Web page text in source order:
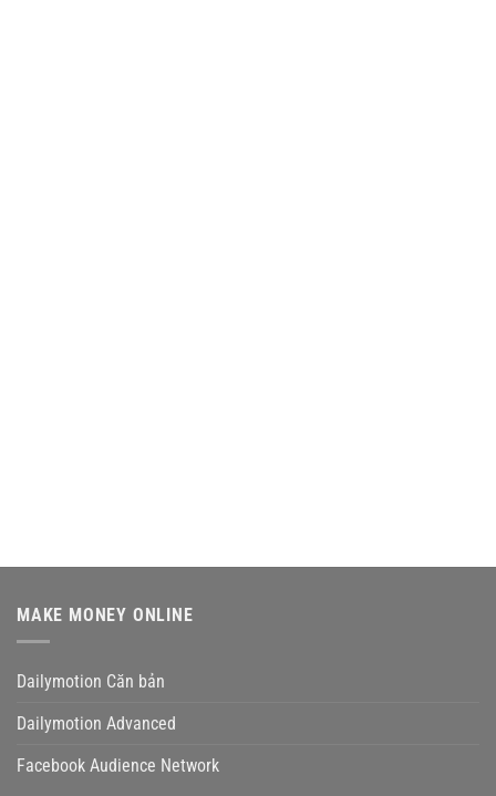
MAKE MONEY ONLINE
Dailymotion Căn bản
Dailymotion Advanced
Facebook Audience Network